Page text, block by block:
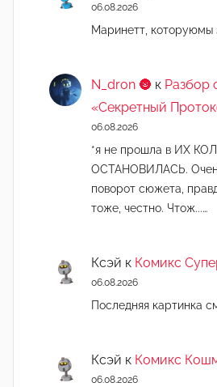
06.08.2026
Маринетт, которуюмы
N_dron 🌚 к Разбор
«Секретный
06.08.2026
*я не прошла в ИХ
ОСТАНОВИЛАСЬ.
поворот сюжета,
тоже, честно. Чтож...…
Ксэй к Комикс
06.08.2026
Последняя картинка
Ксэй к Комикс
06.08.2026